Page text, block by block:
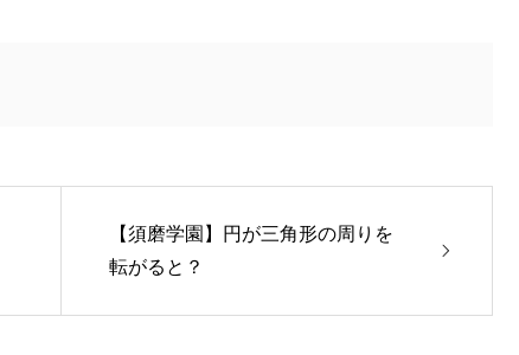
【須磨学園】円が三角形の周りを
転がると？